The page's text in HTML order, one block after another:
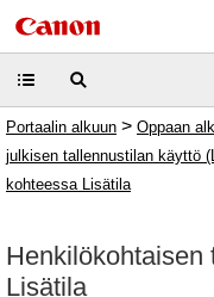
Portaalin alkuun > Oppaan
julkisen tallennustilan käyttö
kohteessa Lisätila
Henkilökohtaisen
Lisätila